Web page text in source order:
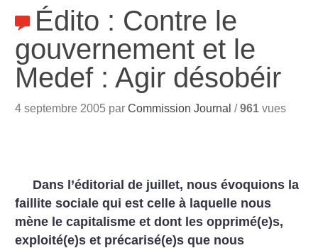
Édito : Contre le
gouvernement et le
Medef : Agir désobéir
4 septembre 2005 parCommission Journal /961 vues
Dans l’éditorial de juillet, nous évoquions la
faillite sociale qui est celle à laquelle nous
mène le capitalisme et dont les opprimé(e)s,
exploité(e)s et précarisé(e)s que nous